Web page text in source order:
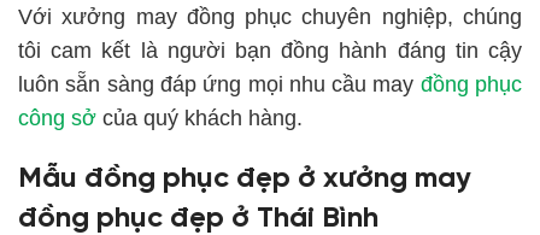
Với xưởng may đồng phục chuyên nghiệp, chúng
tôi cam kết là người bạn đồng hành đáng tin cậy
luôn sẵn sàng đáp ứng mọi nhu cầu may đồng phục
công sở của quý khách hàng.
Mẫu đồng phục đẹp ở xưởng may
đồng phục đẹp ở Thái Bình